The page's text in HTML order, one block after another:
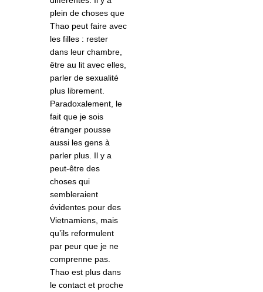
plein de choses que
Thao peut faire avec
les filles : rester
dans leur chambre,
être au lit avec elles,
parler de sexualité
plus librement.
Paradoxalement, le
fait que je sois
étranger pousse
aussi les gens à
parler plus. Il y a
peut-être des
choses qui
sembleraient
évidentes pour des
Vietnamiens, mais
qu’ils reformulent
par peur que je ne
comprenne pas.
Thao est plus dans
le contact et proche